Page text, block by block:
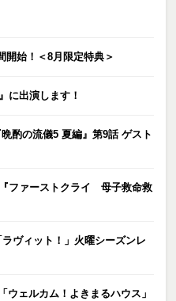
開始！＜8月限定特典＞
に出演します！
酌の流儀5 夏編』第9話 ゲスト
ファーストクライ 母子救命救
ヴィット！」火曜シーズンレ
ウェルカム！よきまるハウス」